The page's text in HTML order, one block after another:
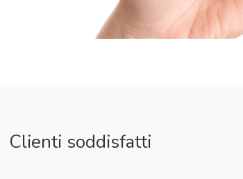
Clienti soddisfatti